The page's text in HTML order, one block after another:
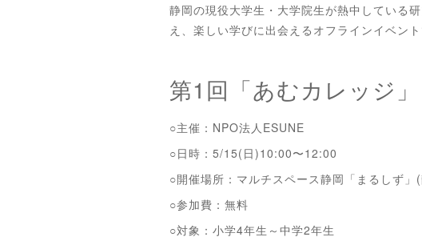
静岡の現役大学生・大学院生が熱中している
え、楽しい学びに出会えるオフラインイベント
第1回「あむカレッジ
○主催：NPO法人ESUNE
○日時：5/15(日)10:00〜12:00
○開催場所：マルチスペース静岡「まる
○参加費：無料
○対象：小学4年生～中学2年生